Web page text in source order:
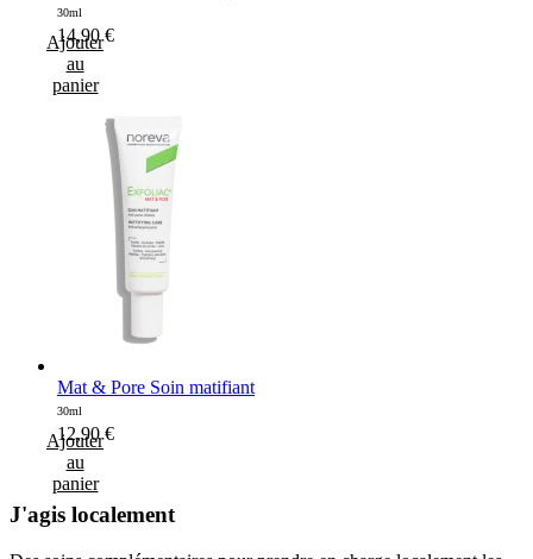
30ml
14,90€
Ajouter
au
panier
Mat & Pore Soin matifiant
30ml
12,90€
Ajouter
au
panier
J'agis localement